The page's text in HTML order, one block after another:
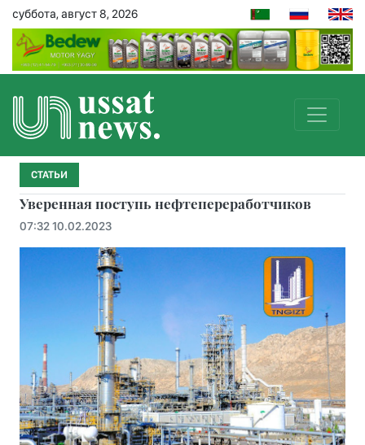
суббота, август 8, 2026
СТАТЬИ
Уверенная поступь нефтепереработчиков
07:32 10.02.2023